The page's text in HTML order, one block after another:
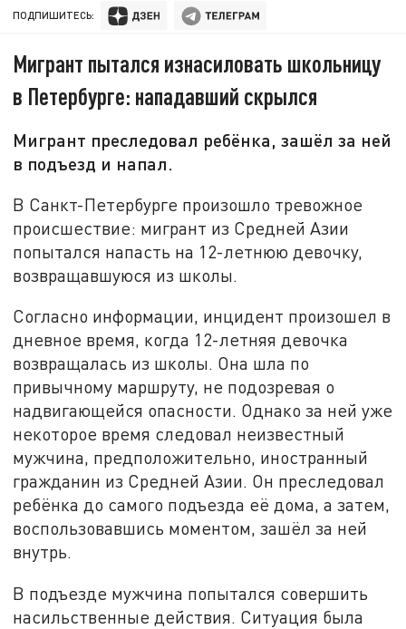
ПОДПИШИТЕСЬ:
Мигрант пытался изнасиловать школьницу
в Петербурге: нападавший скрылся
Мигрант преследовал ребёнка, зашёл за ней
в подъезд и напал.
В Санкт-Петербурге произошло тревожное
происшествие: мигрант из Средней Азии
попытался напасть на 12-летнюю девочку,
возвращавшуюся из школы.
Согласно информации, инцидент произошел в
дневное время, когда 12-летняя девочка
возвращалась из школы. Она шла по
привычному маршруту, не подозревая о
надвигающейся опасности. Однако за ней уже
некоторое время следовал неизвестный
мужчина, предположительно, иностранный
гражданин из Средней Азии. Он преследовал
ребёнка до самого подъезда её дома, а затем,
воспользовавшись моментом, зашёл за ней
внутрь.
В подъезде мужчина попытался совершить
насильственные действия. Ситуация была